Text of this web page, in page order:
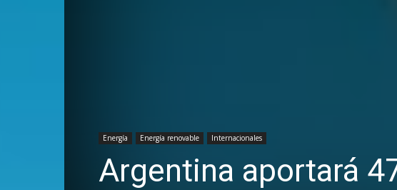
Energía Energía renovable Internacionales
Argentina aportará